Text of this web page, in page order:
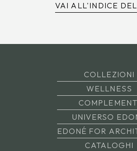
VAI ALL'INDICE
COLLEZIONI
WELLNESS
UNIVERSO
EDONÉ FOR
CATALOGHI